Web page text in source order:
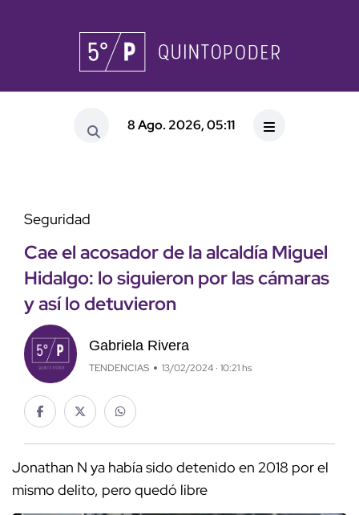
8 Ago. 2026, 05:11
Seguridad
Cae el acosador de la alcaldía Miguel
Hidalgo: lo siguieron por las cámaras
y así lo detuvieron
Gabriela Rivera
TENDENCIAS 13/02/2024 · 10:21 hs
Jonathan N ya había sido detenido en 2018 por el
mismo delito, pero quedó libre